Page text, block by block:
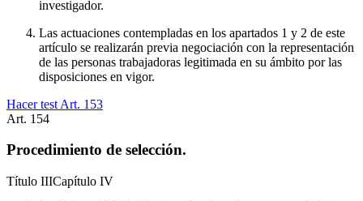
investigador.
Las actuaciones contempladas en los apartados 1 y 2 de este
artículo se realizarán previa negociación con la representación
de las personas trabajadoras legitimada en su ámbito por las
disposiciones en vigor.
Hacer test Art. 153
Art. 154
Procedimiento de selección.
Título IIICapítulo IV